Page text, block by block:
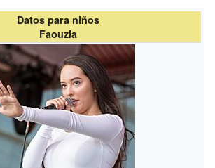
Datos para niños
Faouzia